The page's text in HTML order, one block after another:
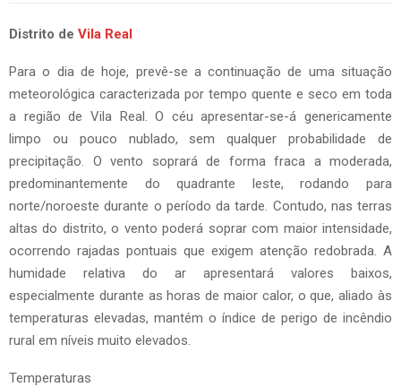
Distrito de Vila Real
Para o dia de hoje, prevê-se a continuação de uma situação
meteorológica caracterizada por tempo quente e seco em toda
a região de Vila Real. O céu apresentar-se-á genericamente
limpo ou pouco nublado, sem qualquer probabilidade de
precipitação. O vento soprará de forma fraca a moderada,
predominantemente do quadrante leste, rodando para
norte/noroeste durante o período da tarde. Contudo, nas terras
altas do distrito, o vento poderá soprar com maior intensidade,
ocorrendo rajadas pontuais que exigem atenção redobrada. A
humidade relativa do ar apresentará valores baixos,
especialmente durante as horas de maior calor, o que, aliado às
temperaturas elevadas, mantém o índice de perigo de incêndio
rural em níveis muito elevados.
Temperaturas